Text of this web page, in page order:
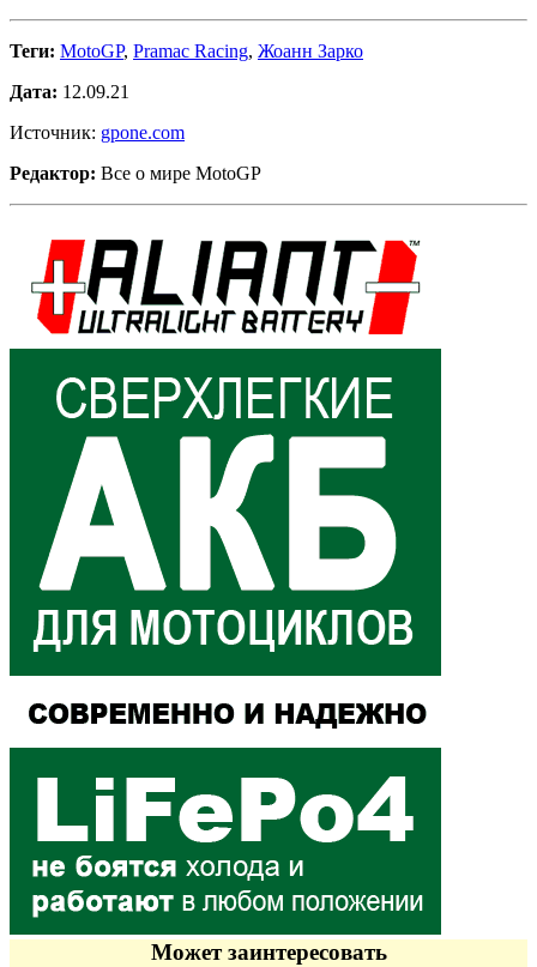
Теги: MotoGP, Pramac Racing, Жоанн Зарко
Дата: 12.09.21
Источник: gpone.com
Редактор: Все о мире MotoGP
Может заинтересовать